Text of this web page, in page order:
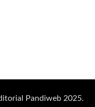
Pandiweb 2025.